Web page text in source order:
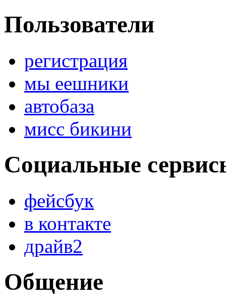
Пользователи
регистрация
мы еешники
автобаза
мисс бикини
Социальные
фейсбук
в контакте
драйв2
Общение